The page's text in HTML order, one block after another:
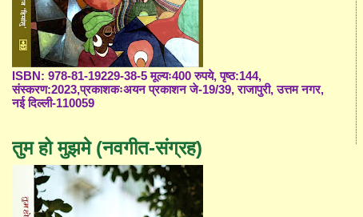
ISBN: 978-81-19229-38-5 मूल्यः400 रुपये, पृष्ठ:144,
संस्करण:2023,प्रकाशकःअयन प्रकाशन जे-19/39, राजापुरी, उत्तम नगर,
नई दिल्ली-110059
तुम हो मुझमे (नवगीत-संग्रह)